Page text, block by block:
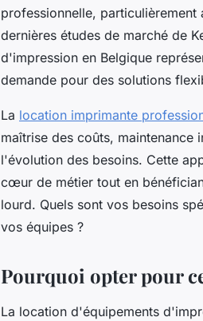
professionnelle,
dernières études de marché de
d'impression en Belgique
demande pour des solutions
La location imprimante
maîtrise des coûts,
l'évolution des besoins. Cette
cœur de métier tout en
lourd. Quels sont vos besoins
vos équipes ?
Pourquoi opter pour
La location d'équipements